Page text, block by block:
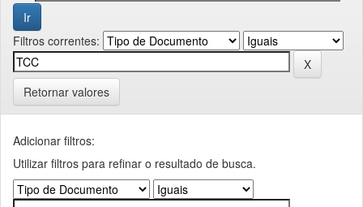
Filtros correntes:
Retornar valores
Adicionar filtros:
Utilizar filtros para refinar o resultado de busca.